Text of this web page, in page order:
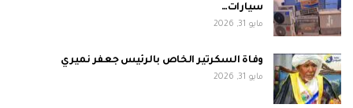
سيارات…
مايو 31, 2026
وفاة السكرتير الخاص بالرئيس جعفر نميري
مايو 31, 2026